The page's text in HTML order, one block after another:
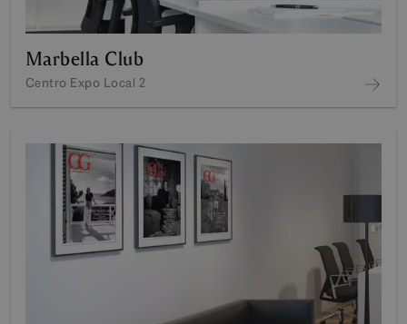
Marbella Club
Centro Expo Local 2